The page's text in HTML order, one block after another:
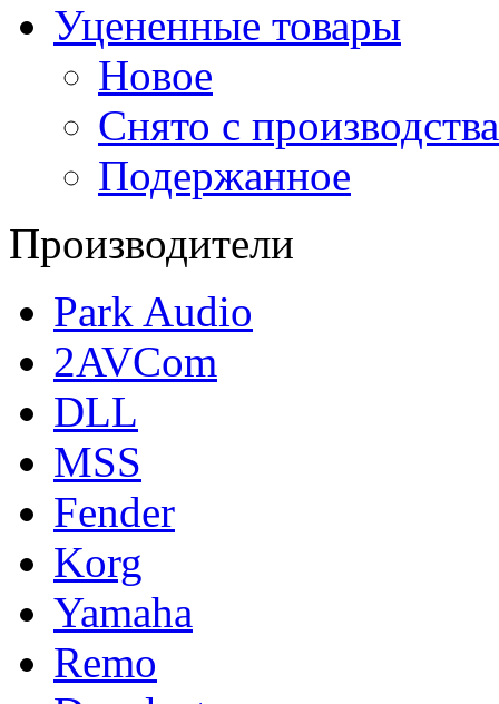
Уцененные товары
Новое
Снято с производства
Подержанное
Производители
Park Audio
2AVCom
DLL
MSS
Fender
Korg
Yamaha
Remo